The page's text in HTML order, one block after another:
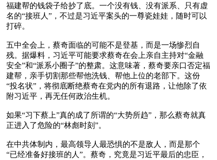
福建帮的钱袋子给抄了底。一个没有钱、没有派系、只有虚
名的“接班人”，不过是习近平案头的一尊瓷娃娃，随时可以
打碎。
五中全会上，蔡奇面临的可能不是登基，而是一场惨烈自
残。据爆料，习近平可能要求蔡奇在会上亲自主持对“金融
安全”和“派系小圈子”的整肃。这意味著，蔡奇要亲口否定福
建帮，亲手切割那些帮他洗钱、帮他上位的老部下。这份
“投名状”，将彻底断绝蔡奇在党内的所有退路，让他除了依
附习近平，再无任何政治生机。
如果“习下蔡上”真的成了所谓的“大势所趋”，那么蔡奇就真
正进入了危险的“林彪时刻”。
在中共体制内，最高领导人最恐惧的不是敌人，而是那个
“已经准备好接班的人”。蔡奇，究竟是习近平最后的忠臣，